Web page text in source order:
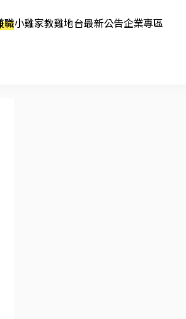
職小雞家教雞地台最新公告企業專區